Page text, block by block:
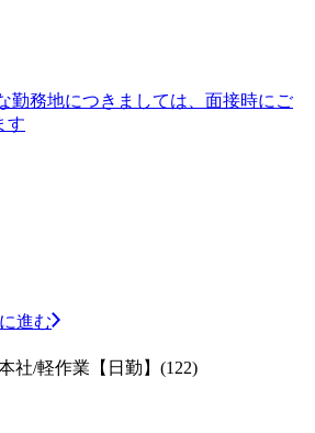
勤務地につきましては、面接時にご
す
進む
社/軽作業【日勤】(122)